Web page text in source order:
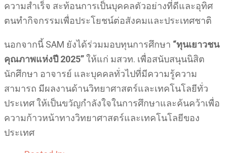
ความสำเร็จ สะท้อนการเป็นบุคคลตัวอย่างที่ดีและอุทิศ
ตนทำกิจกรรมเพื่อประโยชน์ต่อสังคมและประเทศชาติ
นอกจากนี้ SAM ยังได้ร่วมมอบทุนการศึกษา “ทุนเยาวชน
คุณภาพแห่งปี 2025”ให้แก่ มสวท. เพื่อสนับสนุนนิสิต
นักศึกษา อาจารย์ และบุคคลทั่วไปที่มีความรู้ความ
สามารถ มีผลงานด้านวิทยาศาสตร์และเทคโนโลยีทั่ว
ประเทศ ให้เป็นขวัญกำลังใจในการศึกษาและค้นคว้าเพื่อ
ความก้าวหน้าทางวิทยาศาสตร์และเทคโนโลยีของ
ประเทศ